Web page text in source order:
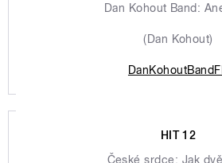
Dan Kohout Band:
(Dan Kohout)
HIT 12
České srdce: Jak